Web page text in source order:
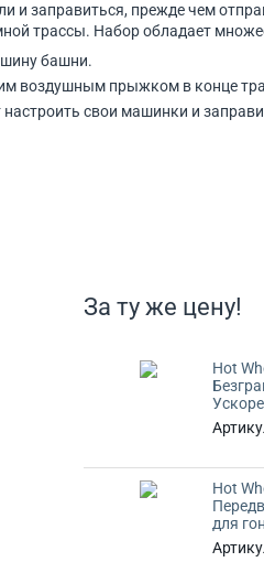
заправиться, прежде чем
трассы. Набор обладает
башни.
воздушным прыжком в конце
свои машинки и
За ту же цену!
Hot
Hot
для